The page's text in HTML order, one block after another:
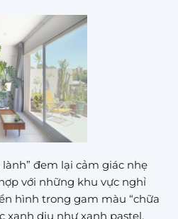
đem lại cảm giác nhẹ
với những khu vực nghỉ
hình trong gam màu “chữa
xanh dịu như xanh pastel,